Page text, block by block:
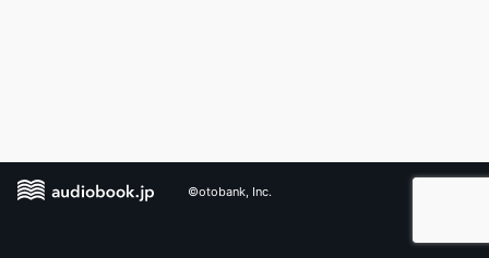
©otobank, Inc.